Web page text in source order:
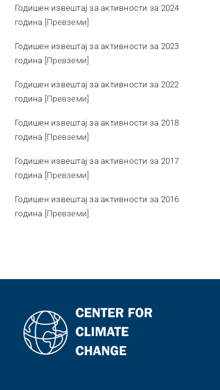
Контакт
Годишен извештај за активности за 2024
година [Превземи]
Годишен извештај за активности за 2023
година [Превземи]
Годишен извештај за активности за 2022
година [Превземи]
Годишен извештај за активности за 2018
година [Превземи]
Годишен извештај за активности за 2017
година [Превземи]
Годишен извештај за активности за 2016
година [Превземи]